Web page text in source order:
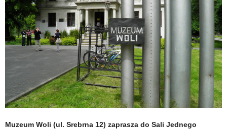
Muzeum Woli (ul. Srebrna 12) zaprasza do Sali Jednego